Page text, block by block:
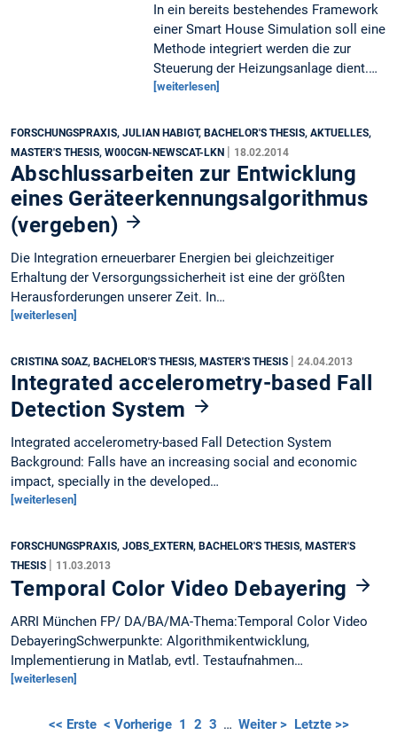
In ein bereits bestehendes Framework
einer Smart House Simulation soll eine
Methode integriert werden die zur
Steuerung der Heizungsanlage dient.…
[weiterlesen]
FORSCHUNGSPRAXIS, JULIAN HABIGT, BACHELOR'S THESIS, AKTUELLES,
MASTER'S THESIS, W00CGN-NEWSCAT-LKN | 18.02.2014
Abschlussarbeiten zur Entwicklung
eines Geräteerkennungsalgorithmus
(vergeben)
Die Integration erneuerbarer Energien bei gleichzeitiger
Erhaltung der Versorgungssicherheit ist eine der größten
Herausforderungen unserer Zeit. In…
[weiterlesen]
CRISTINA SOAZ, BACHELOR'S THESIS, MASTER'S THESIS | 24.04.2013
Integrated accelerometry-based Fall
Detection System
Integrated accelerometry-based Fall Detection System
Background: Falls have an increasing social and economic
impact, specially in the developed…
[weiterlesen]
FORSCHUNGSPRAXIS, JOBS_EXTERN, BACHELOR'S THESIS, MASTER'S
THESIS | 11.03.2013
Temporal Color Video Debayering
ARRI München FP/ DA/BA/MA-Thema:Temporal Color Video
DebayeringSchwerpunkte: Algorithmikentwicklung,
Implementierung in Matlab, evtl. Testaufnahmen…
[weiterlesen]
<< Erste < Vorherige 1 2 3 … Weiter > Letzte >>